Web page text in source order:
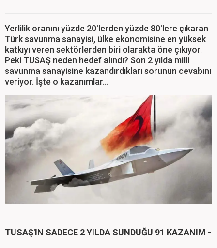
Yerlilik oranını yüzde 20'lerden yüzde 80'lere çıkaran
Türk savunma sanayisi, ülke ekonomisine en yüksek
katkıyı veren sektörlerden biri olarakta öne çıkıyor.
Peki TUSAŞ neden hedef alındı? Son 2 yılda milli
savunma sanayisine kazandırdıkları sorunun cevabını
veriyor. İşte o kazanımlar...
TUSAŞ'IN SADECE 2 YILDA SUNDUĞU 91 KAZANIM -